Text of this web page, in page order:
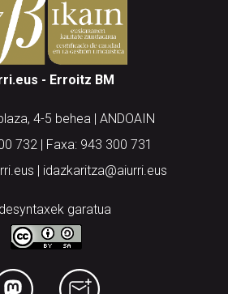
- Erroitz BM
4-5 behea | ANDOAIN
732 | Faxa: 943 300 731
| idazkaritza@aiurri.eus
garatua